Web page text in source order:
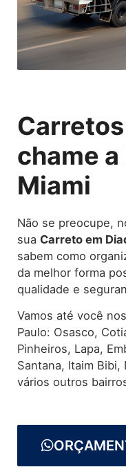
chame
Miami
Não se preocupe,
sua Carreto em
sabem como
da melhor forma
qualidade e
Vamos até você
Paulo: Osasco,
Pinheiros, Lapa,
Santana, Itaim Bibi,
vários outros